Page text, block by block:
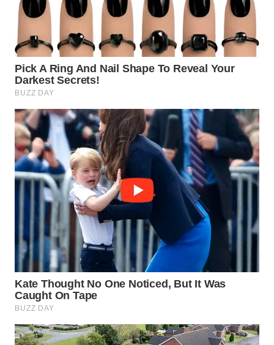
UMKM
WAHANA
SELEB
WAHANA
WAHANA
OTOMOTIF
WAHANA
HEALTH
WAHANA
DESA
WISATA
LAPAK
WAHANA
Wahana
Network